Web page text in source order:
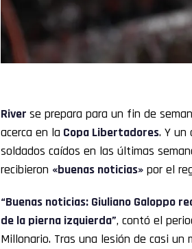
River se prepara para un fin de
acerca en la Copa Libertadores. Y un
soldados caídos en las últimas
recibieron «buenas noticias» por el
“Buenas noticias: Giuliano Galoppo
de la pierna izquierda”, contó el
Millonario. Tras una lesión de casi